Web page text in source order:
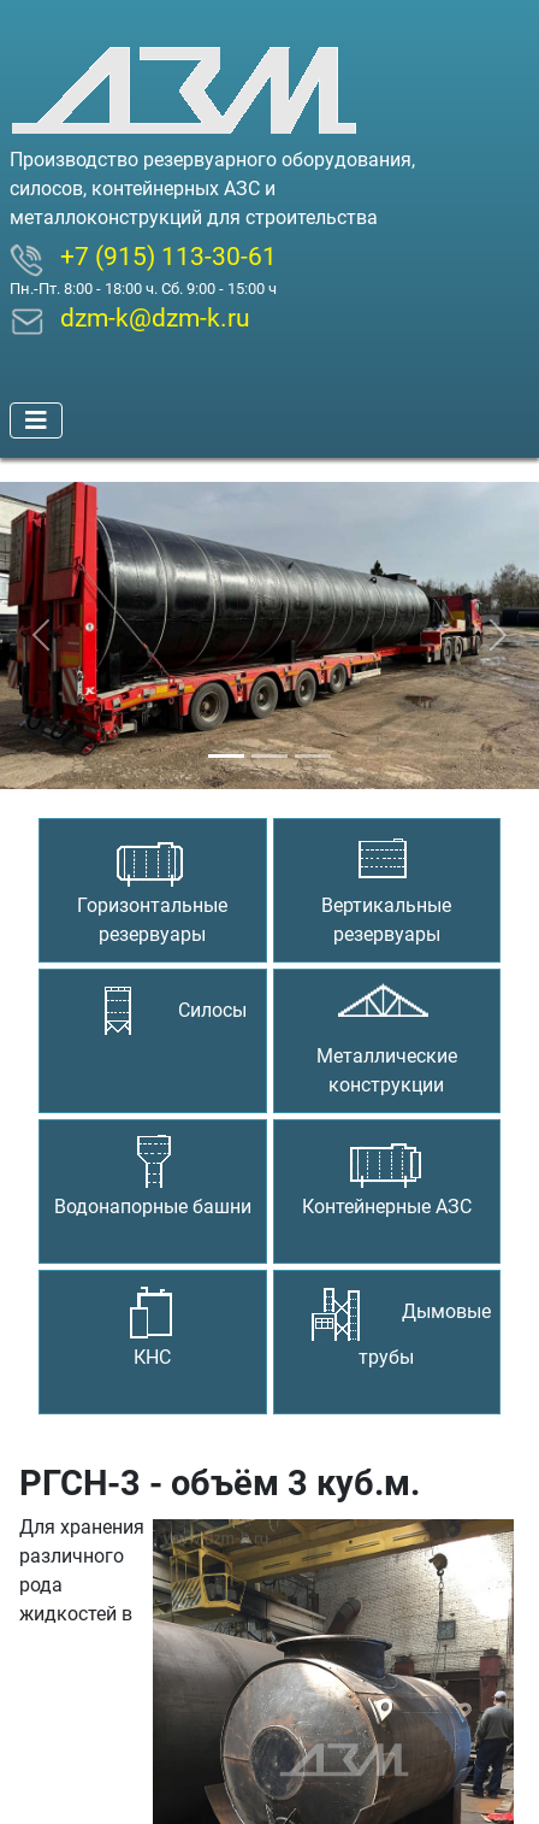
Производство резервуарного оборудования,
силосов, контейнерных АЗС и
металлоконструкций для строительства
+7 (915) 113-30-61
Пн.-Пт. 8:00 - 18:00 ч. Сб. 9:00 - 15:00 ч
dzm-k@dzm-k.ru
Предыдущий
Горизонтальные
резервуары
Вертикальные
резервуары
Силосы
Металлические
конструкции
Водонапорные башни Контейнерные АЗС
КНС
Дымовые
трубы
РГСН-3 - объём 3 куб.м.
Для хранения
различного
рода
жидкостей в